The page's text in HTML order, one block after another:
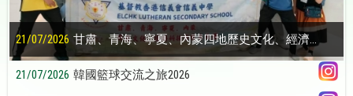
21/07/2026 甘肅、青海、寧夏、內蒙四地歷史文化、經濟...
21/07/2026 韓國籃球交流之旅2026